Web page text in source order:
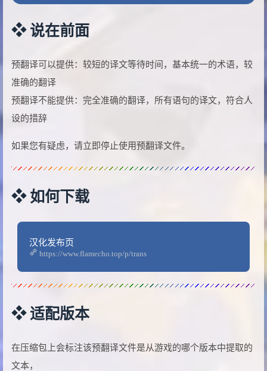
❖ 说在前面
预翻译可以提供：较短的译文等待时间，基本统一的术语，较
准确的翻译
预翻译不能提供：完全准确的翻译，所有语句的译文，符合人
设的措辞
如果您有疑虑，请立即停止使用预翻译文件。
❖ 如何下载
汉化发布页
https://www.flamecho.top/p/trans
❖ 适配版本
在压缩包上会标注该预翻译文件是从游戏的哪个版本中提取的
文本，